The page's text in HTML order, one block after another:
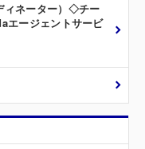
ィネーター）◇チー
エージェントサービ